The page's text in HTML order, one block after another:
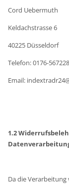
Cord Uebermuth
Keldachstrasse 6
40225 Düsseldorf
Telefon: 0176-
Email:
1.2
Da die